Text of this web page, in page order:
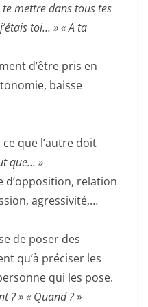
mettre dans tous tes
toi… » « A ta
d’être pris en
baisse
que l’autre doit
que… »
d’opposition, relation
agressivité,…
de poser des
qu’à préciser les
qui les pose.
? » « Quand ? »